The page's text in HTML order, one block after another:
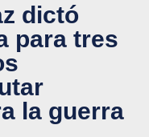
dictó
para tres
la guerra